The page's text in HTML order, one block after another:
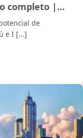
completo |
de
e I [...]